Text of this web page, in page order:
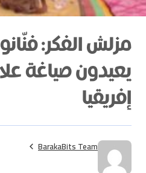
مزلش الفكر:
يعيدون صياغة
إفريقيا
BarakaBits Team